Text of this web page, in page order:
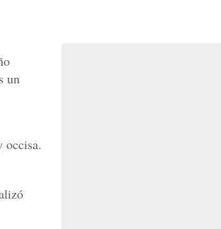
un
occisa.